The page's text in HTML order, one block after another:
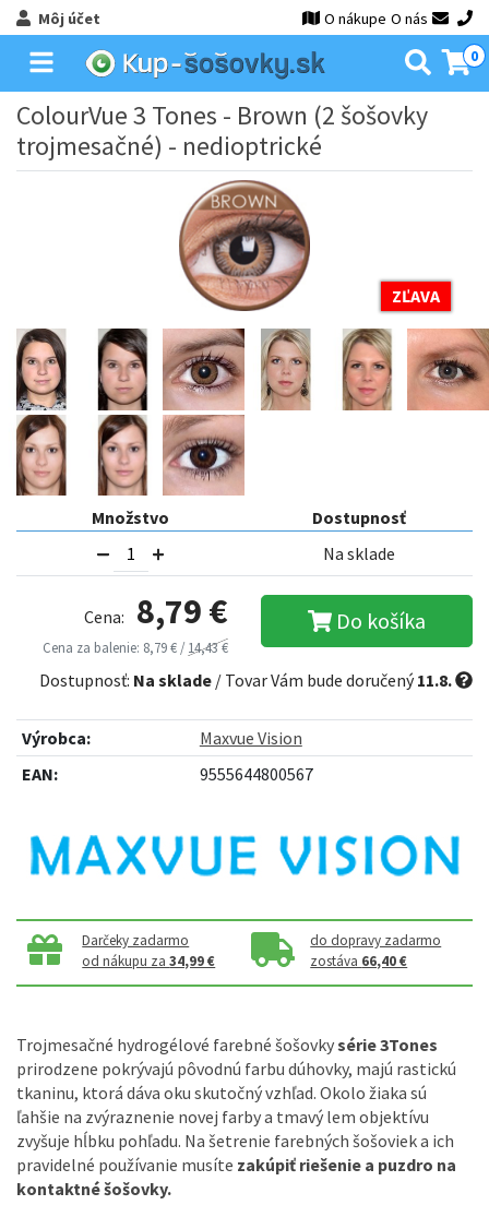
Môj účet O nákupe O nás
0
ColourVue 3 Tones - Brown (2 šošovky
trojmesačné) - nedioptrické
ZĽAVA
Množstvo
Dostupnosť
Na sklade
Cena: 8,79 €
Cena za balenie: 8,79 € /14,43 €
Do košíka
Dostupnosť: Na sklade / Tovar Vám bude doručený11.8.
Výrobca:
Maxvue Vision
EAN:
9555644800567
Darčeky zadarmo
od nákupu za34,99 €
do dopravy zadarmo
zostáva 66,40 €
Trojmesačné hydrogélové farebné šošovkysérie 3Tones
prirodzene pokrývajú pôvodnú farbu dúhovky, majú rastickú
tkaninu, ktorá dáva oku skutočný vzhľad. Okolo žiaka sú
ľahšie na zvýraznenie novej farby a tmavý lem objektívu
zvyšuje hĺbku pohľadu. Na šetrenie farebných šošoviek a ich
pravidelné používanie musíte zakúpiť riešenie a puzdro na
kontaktné šošovky.